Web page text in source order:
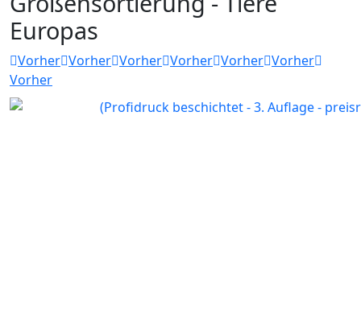
Europas
Vorher Vorher Vorher Vorher Vorher Vorher
Vorher